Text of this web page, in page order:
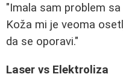
"Imala sam problem
Koža mi je veoma
da se oporavi."
Laser vs Elektroliza